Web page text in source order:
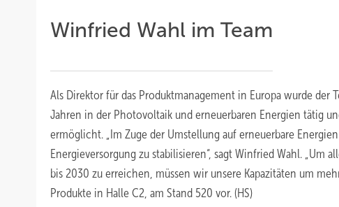
Winfried Wahl im Team
Als Direktor für das Produktmanagement in Europa wurde
Jahren in der Photovoltaik und erneuerbaren Energien tätig
ermöglicht. „Im Zuge der Umstellung auf erneuerbare
Energieversorgung zu stabilisieren“, sagt Winfried Wahl.
bis 2030 zu erreichen, müssen wir unsere Kapazitäten um
Produkte in Halle C2, am Stand 520 vor. (HS)